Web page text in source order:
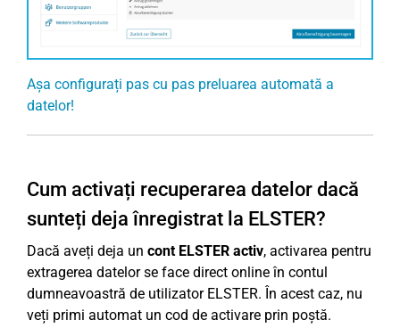
Așa configurați pas cu pas preluarea automată a
datelor!
Cum activați recuperarea datelor dacă
sunteți deja înregistrat la ELSTER?
Dacă aveți deja un cont ELSTER activ, activarea pentru
extragerea datelor se face direct online în contul
dumneavoastră de utilizator ELSTER. În acest caz, nu
veți primi automat un cod de activare prin poștă.